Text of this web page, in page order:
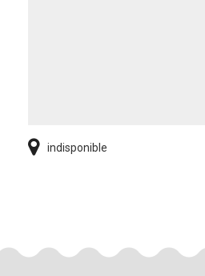
indisponible